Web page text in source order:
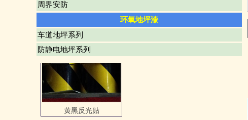
周界安防
环氧地坪漆
车道地坪系列
防静电地坪系列
黄黑反光贴
南宁交通标线施工